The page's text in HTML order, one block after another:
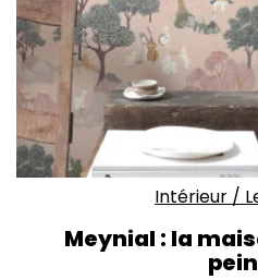
Intérieur /
Meynial : la